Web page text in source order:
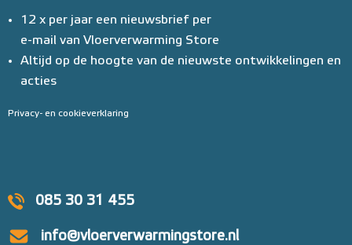
085 30 31 455
info@vloerverwarmingstore.nl
12 x per jaar een nieuwsbrief per
e-mail van Vloerverwarming Store
Altijd op de hoogte van de nieuwste ontwikkelingen en
acties
Privacy- en cookieverklaring